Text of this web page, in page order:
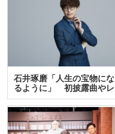
石井琢磨「人生の宝物にな
るように」 初披露曲やレ
ア…